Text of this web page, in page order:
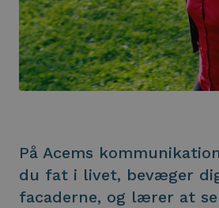
På Acems
du fat i livet, bevæger
facaderne, og lærer at